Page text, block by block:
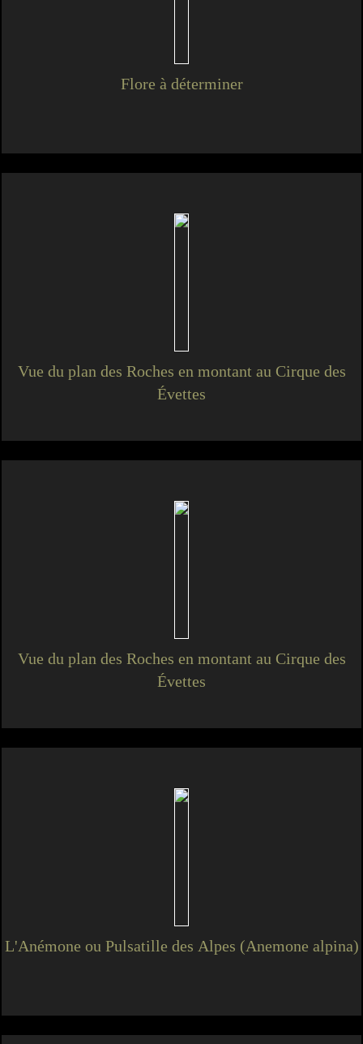
Flore à déterminer
Vue du plan des Roches en montant au Cirque des
Évettes
Vue du plan des Roches en montant au Cirque des
Évettes
L'Anémone ou Pulsatille des Alpes (Anemone alpina)